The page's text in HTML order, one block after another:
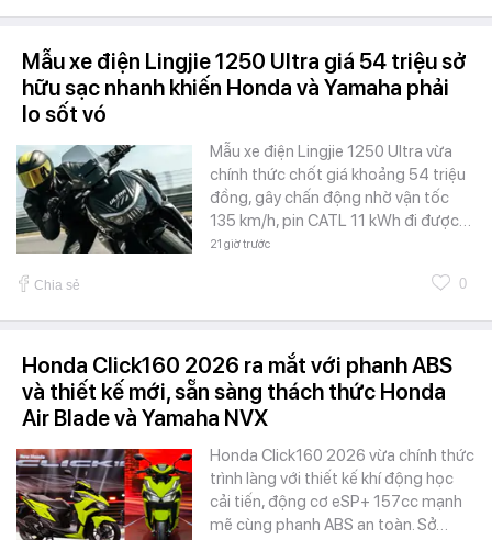
Mẫu xe điện Lingjie 1250 Ultra giá 54 triệu sở
hữu sạc nhanh khiến Honda và Yamaha phải
lo sốt vó
Mẫu xe điện Lingjie 1250 Ultra vừa
chính thức chốt giá khoảng 54 triệu
đồng, gây chấn động nhờ vận tốc
135 km/h, pin CATL 11 kWh đi được…
21 giờ trước
Chia sẻ 0
Honda Click160 2026 ra mắt với phanh ABS
và thiết kế mới, sẵn sàng thách thức Honda
Air Blade và Yamaha NVX
Honda Click160 2026 vừa chính thức
trình làng với thiết kế khí động học
cải tiến, động cơ eSP+ 157cc mạnh
mẽ cùng phanh ABS an toàn. Sở…